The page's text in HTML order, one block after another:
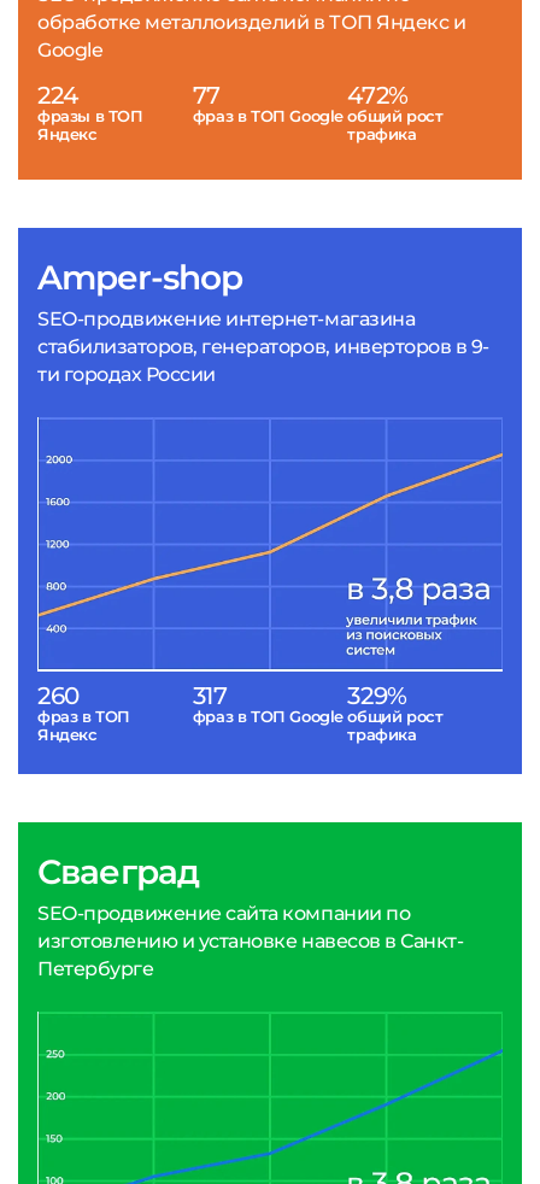
Amper-shop
SEO-продвижение интернет-магазина
стабилизаторов, генераторов, инверторов в 9-
ти городах России
260
фраз в ТОП
Яндекс
317
фраз в ТОП Google
329%
общий рост
трафика
обработке металлоизделий в ТОП Яндекс и
Google
224
фразы в ТОП
Яндекс
77
фраз в ТОП Google
472%
общий рост
трафика
Сваеград
SEO-продвижение сайта компании по
изготовлению и установке навесов в Санкт-
Петербурге